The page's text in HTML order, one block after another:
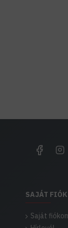
SAJÁT FIÓK
Saját